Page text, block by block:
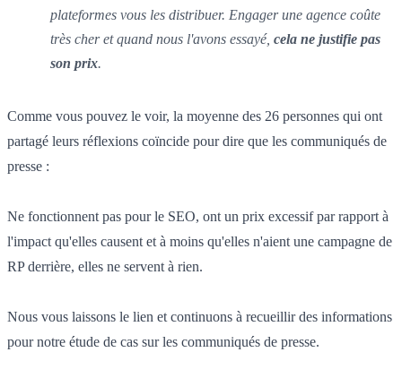
plateformes vous les distribuer. Engager une agence coûte
très cher et quand nous l'avons essayé, cela ne justifie pas
son prix.
Comme vous pouvez le voir, la moyenne des 26 personnes qui ont
partagé leurs réflexions coïncide pour dire que les communiqués de
presse :
Ne fonctionnent pas pour le SEO, ont un prix excessif par rapport à
l'impact qu'elles causent et à moins qu'elles n'aient une campagne de
RP derrière, elles ne servent à rien.
Nous vous laissons le lien et continuons à recueillir des informations
pour notre étude de cas sur les communiqués de presse.